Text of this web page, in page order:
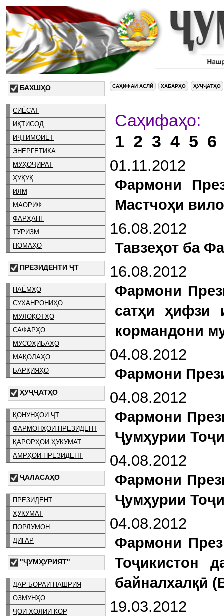
БАХШҲО
СИЁСАТ
ИҚТИСОД
ИҶТИМОИЁТ
ЭНЕРГЕТИКА
МУҲОҶИРАТ
ҲУҚУҚ
ИЛМ
МАОРИФ
ФАРҲАНГ
ТУРИЗМ
НОМАҲО
ПРЕЗИДЕНТИ ҶТ
ПАЁМҲО
СУХАНРОНИҲО
МУЛОҚОТҲО
САФАРҲО
МУСОҲИБАҲО
МАҚОЛАҲО
БАРҚИЯҲО
ҲУҶҶАТҲО
ҚОНУНҲОИ ҶТ
ФАРМОНҲОИ ПРЕЗИДЕНТ
ҚАРОРҲОИ ҲУКУМАТ
АМРҲОИ ПРЕЗИДЕНТ
ҶАЛАСАҲО
ПРЕЗИДЕНТ
ҲУКУМАТ
ПОРЛУМОН
ДИГАР
"ҶУМҲУРИЯТ"
ДАР БОРАИ НАШРИЯ
ОЗМУНҲО
ҶОИ ХОЛИИ КОР
САҲИФАИ АСЛӢ ХАБАРҲО ҲУҶҶАТҲО
1 2 3 4 5 6
01.11.2012
Фармони
Мастчоҳи
16.08.2012
Тавзеҳот ба
16.08.2012
Фармони
сатҳи ҳифзи
кормандони
04.08.2012
Фармони
04.08.2012
Фармони
Ҷумҳурии
04.08.2012
Фармони
Ҷумҳурии
04.08.2012
Фармони
Тоҷикистон
байналхалқӣ
19.03.2012